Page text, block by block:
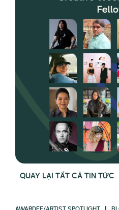
QUAY LẠI TẤT CẢ TIN TỨC